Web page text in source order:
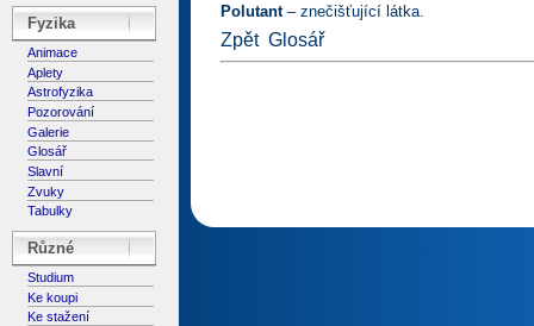
Fyzika
Animace
Aplety
Astrofyzika
Pozorování
Galerie
Glosář
Slavní
Zvuky
Tabulky
Různé
Studium
Ke koupi
Ke stažení
Polutant– znečišťující látka.
Zpět Glosář